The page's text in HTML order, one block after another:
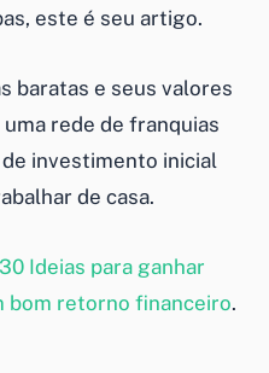
, este é seu artigo.
baratas e seus valores
uma rede de franquias
investimento inicial
de casa.
30 Ideias para ganhar
bom retorno financeiro.